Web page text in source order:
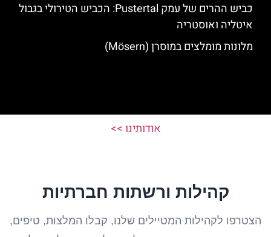
כביש ההרים של עמק Pustertal: הכביש הטירולי בגבול
איטליה ואוסטריה
מלונות מומלצים במוסרן (Mösern)
אודותינו >>
קהילות ורשתות חברתיות
הצטרפו לקהילות המטיילים שלנו, קבלו המלצות, טיפים,